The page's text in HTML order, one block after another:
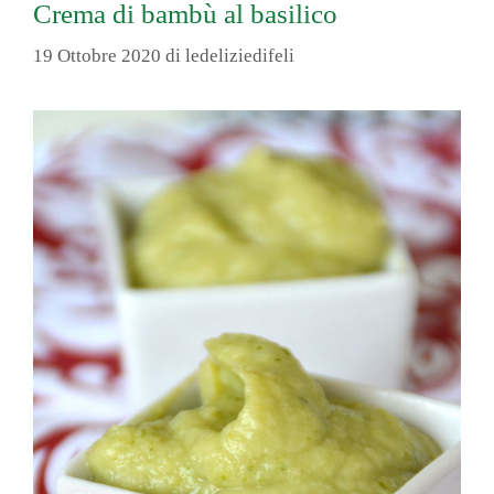
Crema di bambù al basilico
19 Ottobre 2020 di ledeliziedifeli